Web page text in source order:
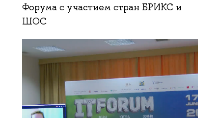
Форума с участием стран БРИКС и
ШОС